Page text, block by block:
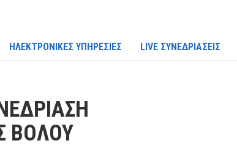
ΗΛΕΚΤΡΟΝΙΚΕΣ ΥΠΗΡΕΣΙΕΣ LIVE ΣΥΝΕΔΡΙΑΣΕΙΣ
ΒΟΛΟΥ